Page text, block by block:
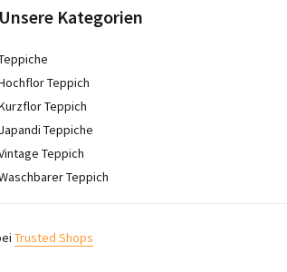
Unsere Kategorien
Teppich
Teppich
Japandi Teppiche
Teppich
Teppich
Trusted Shops